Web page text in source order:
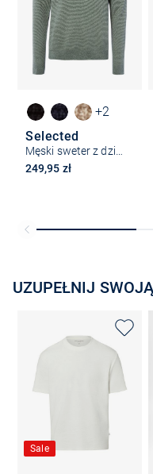
+2
Selected
249,95 zł
UZUPEŁNIJ
Sale